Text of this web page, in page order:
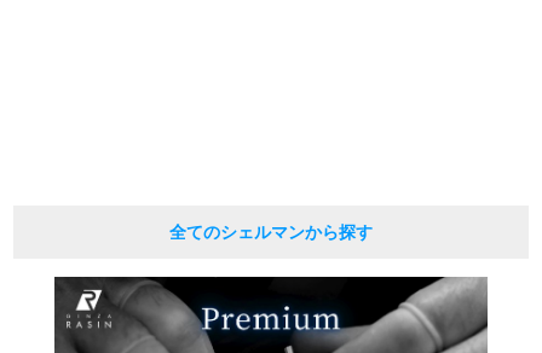
全てのシェルマンから探す